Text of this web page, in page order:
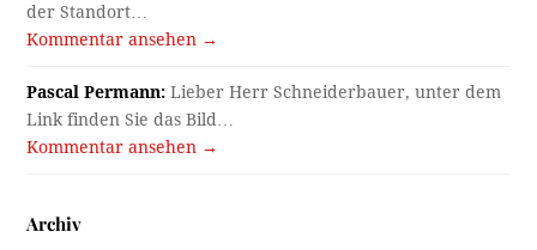
der Standort…
Kommentar ansehen →
Pascal Permann: Lieber Herr Schneiderbauer, unter dem
Link finden Sie das Bild…
Kommentar ansehen →
Archiv